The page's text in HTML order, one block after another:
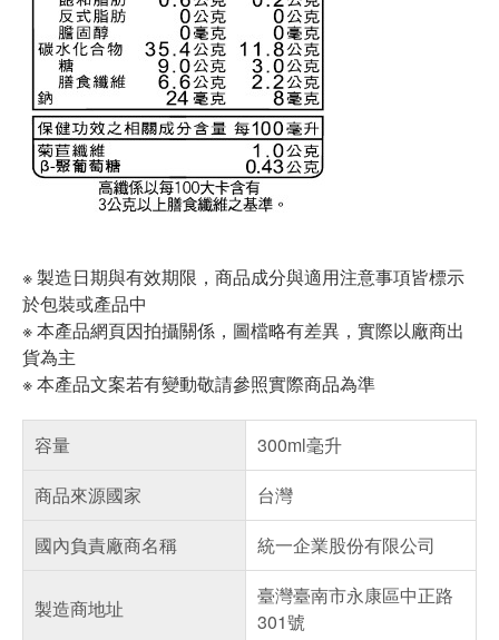
※ 製造日期與有效期限，商品成分與適用注意事項皆標示
於包裝或產品中
※ 本產品網頁因拍攝關係，圖檔略有差異，實際以廠商出
貨為主
※ 本產品文案若有變動敬請參照實際商品為準
容量
300ml毫升
商品來源國家
台灣
國內負責廠商名稱
統一企業股份有限公司
製造商地址
臺灣臺南市永康區中正路
301號